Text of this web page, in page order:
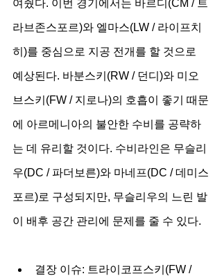
여줬다. 이번 경기에서는 바르디(CM / 트
라브존스포르)와 엘마스(LW / 라이프치
히)를 중심으로 지공 전개를 할 것으로
예상된다. 바분스키(RW / 던디)와 미오
브스키(FW / 지로나)의 호흡이 좋기 때문
에 아르메니아의 불안한 수비를 공략하
는 데 유리할 것이다. 수비라인은 무슬리
우(DC / 파더보른)와 마네프(DC / 데미스
포르)로 구성되지만, 무슬리우의 느린 발
이 배후 공간 관리에 문제를 줄 수 있다.
결장 이슈: 트라이코프스키(FW /